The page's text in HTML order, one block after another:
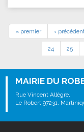
« premier ‹
24 25
MAIRIE DU
Rue Vincent Allègre,
Le Robert 97231,